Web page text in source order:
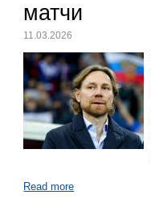
матчи
11.03.2026
Read more